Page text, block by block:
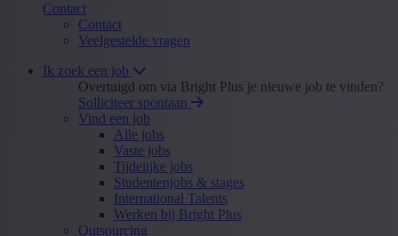
Contact
Contact
Veelgestelde vragen
Ik zoek een job
Overtuigd om via Bright Plus je nieuwe job te vinden?
Solliciteer spontaan
Vind een job
Alle jobs
Vaste jobs
Tijdelijke jobs
Studentenjobs & stages
International Talents
Werken bij Bright Plus
Outsourcing